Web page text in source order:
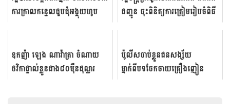
ការ​​ក្រាល​កន្ទេល​ជួបជុំ​អង្គុយ​​​ហូប​​
ជញ្ជូន ចុះ​ពិនិត្យ​​កា​រត្រៀម​រៀប​ចំ​​​ពិធី
ឧកញ៉ា ឡេង ណាវ៉ាត្រា ​ចំណាយ
ថវិកាផ្ទាល់ខ្លួនជាង៨០ម៉ឺនដុល្លារ
ប៉ូលីសចាប់ខ្លួនជនសង្ស័យ
ម្នាក់ពីបទចែកចាយគ្រឿងញៀន